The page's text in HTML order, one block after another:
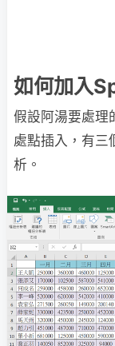
如何加入
假設阿湯要處理
處點插入，有三
析。